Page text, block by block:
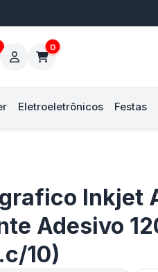
0
Eletroeletrônicos Festas
Inkjet
Adesivo
10)